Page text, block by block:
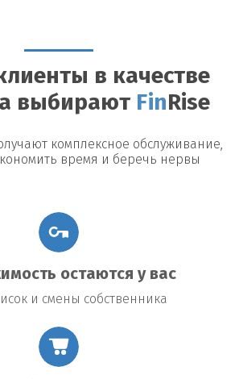
В случае невыполнения условий
рискует потерять заложенное имущество.
ставки:В некоторых договорах
процентной ставки в случае
условий.
в качестве
выбирают Fin Rise
комплексное обслуживание,
время и беречь нервы
остаются у вас
и смены собственника